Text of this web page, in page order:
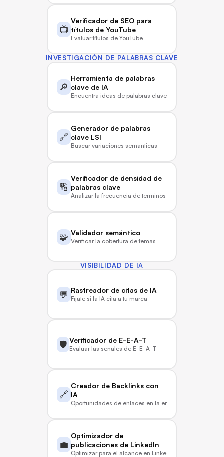
📺
Verificador de SEO para
títulos de YouTube
Evaluar títulos de YouTube
INVESTIGACIÓN DE PALABRAS CLAVE
🔎
Herramienta de palabras
clave de IA
Encuentra ideas de palabras clave para la era de la IA
🔗
Generador de palabras
clave LSI
Buscar variaciones semánticas
🔢
Verificador de densidad de
palabras clave
Analizar la frecuencia de términos
🧩 Validador semántico
Verificar la cobertura de temas
VISIBILIDAD DE IA
💬 Rastreador de citas de IA
Fíjate si la IA cita a tu marca
🛡️ Verificador de E-E-A-T
Evaluar las señales de E-E-A-T
🔗
Creador de Backlinks con
IA
Oportunidades de enlaces en la era de la IA
💼
Optimizador de
publicaciones de LinkedIn
Optimizar para el alcance en LinkedIn